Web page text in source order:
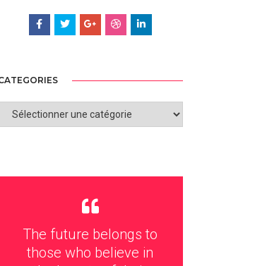
CATEGORIES
The future belongs to
those who believe in